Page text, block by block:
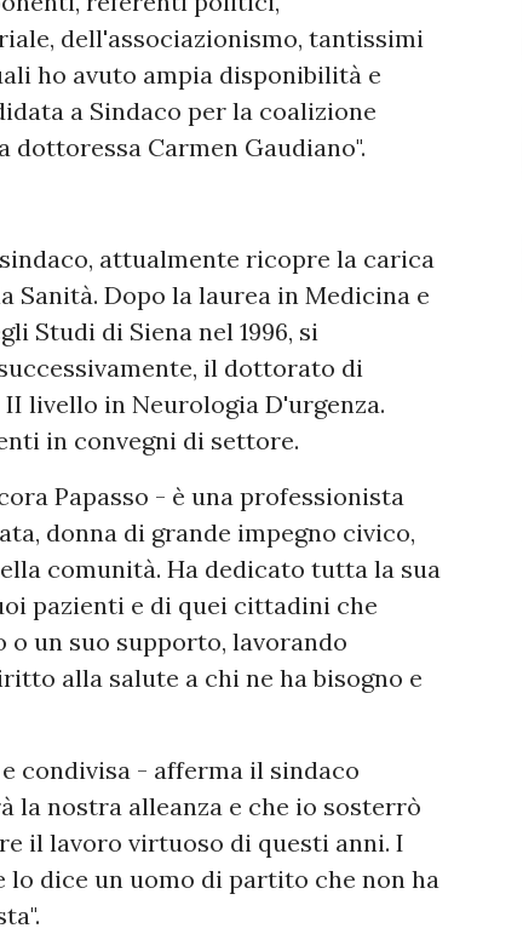
dell'associazionismo, tantissimi
ho avuto ampia disponibilità e
a Sindaco per la coalizione
dottoressa Carmen Gaudiano".
attualmente ricopre la carica
Sanità. Dopo la laurea in Medicina e
Studi di Siena nel 1996, si
il dottorato di
livello in Neurologia D'urgenza.
in convegni di settore.
Papasso - è una professionista
donna di grande impegno civico,
comunità. Ha dedicato tutta la sua
pazienti e di quei cittadini che
un suo supporto, lavorando
alla salute a chi ne ha bisogno e
condivisa - afferma il sindaco
la nostra alleanza e che io sosterrò
il lavoro virtuoso di questi anni. I
dice un uomo di partito che non ha